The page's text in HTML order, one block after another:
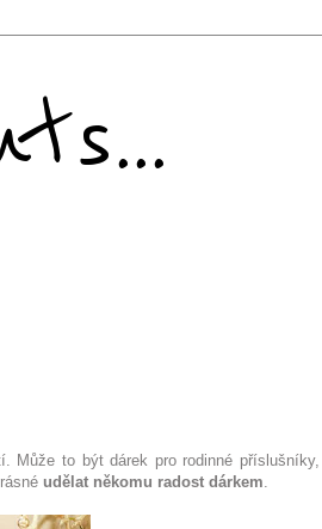
Může to být dárek pro rodinné
udělat někomu radost dárkem.